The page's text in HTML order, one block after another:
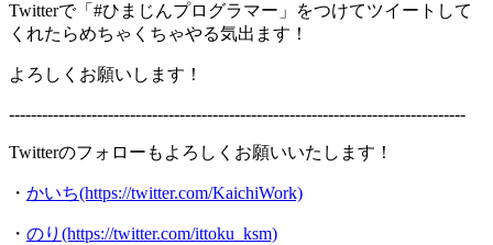
Twitterで「#ひまじんプログラマー」をつけてツイートして
くれたらめちゃくちゃやる気出ます！
よろしくお願いします！
-----------------------------------------------------------------------------------
Twitterのフォローもよろしくお願いいたします！
・ かいち(https://twitter.com/KaichiWork)
・ のり(https://twitter.com/ittoku_ksm)